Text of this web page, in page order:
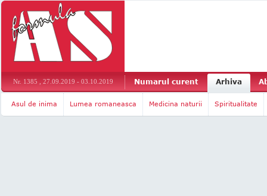
Nr. 1385 , 27.09.2019 - 03.10.2019 Numarul curent Arhiva
Asul de inima Lumea romaneasca Medicina naturii Spiritualitate